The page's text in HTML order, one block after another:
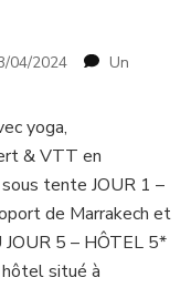
04/2024
Un
yoga,
& VTT en
tente JOUR 1 –
de Marrakech et
5 – HÔTEL 5*
situé à